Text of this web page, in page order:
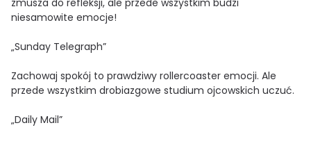
niesamowite emocje!
„Sunday Telegraph”
Zachowaj spokój to prawdziwy rollercoaster emocji. Ale
przede wszystkim drobiazgowe studium ojcowskich uczuć.
„Daily Mail”